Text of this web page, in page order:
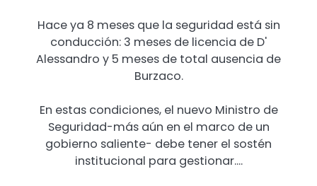
Hace ya 8 meses que la seguridad está sin
conducción: 3 meses de licencia de D'
Alessandro y 5 meses de total ausencia de
Burzaco.
En estas condiciones, el nuevo Ministro de
Seguridad-más aún en el marco de un
gobierno saliente- debe tener el sostén
institucional para gestionar.…